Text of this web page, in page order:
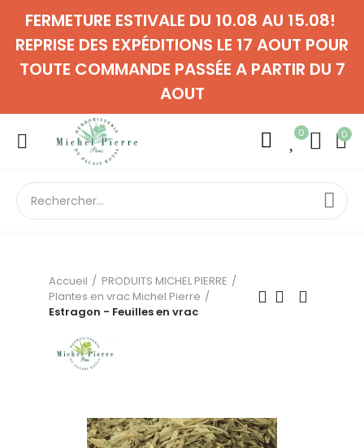
FERMETURE ESTIVALE DU 10.08 AU 15.08!
REPRISE DES EXPÉDITIONS LE 17 AOUT POUR
TOUTE COMMANDE PASSÉE A PARTIR DU 7
AOUT
0 0
Accueil
PRODUITS MICHEL PIERRE
Plantes en vrac Michel Pierre
Estragon - Feuilles en vrac